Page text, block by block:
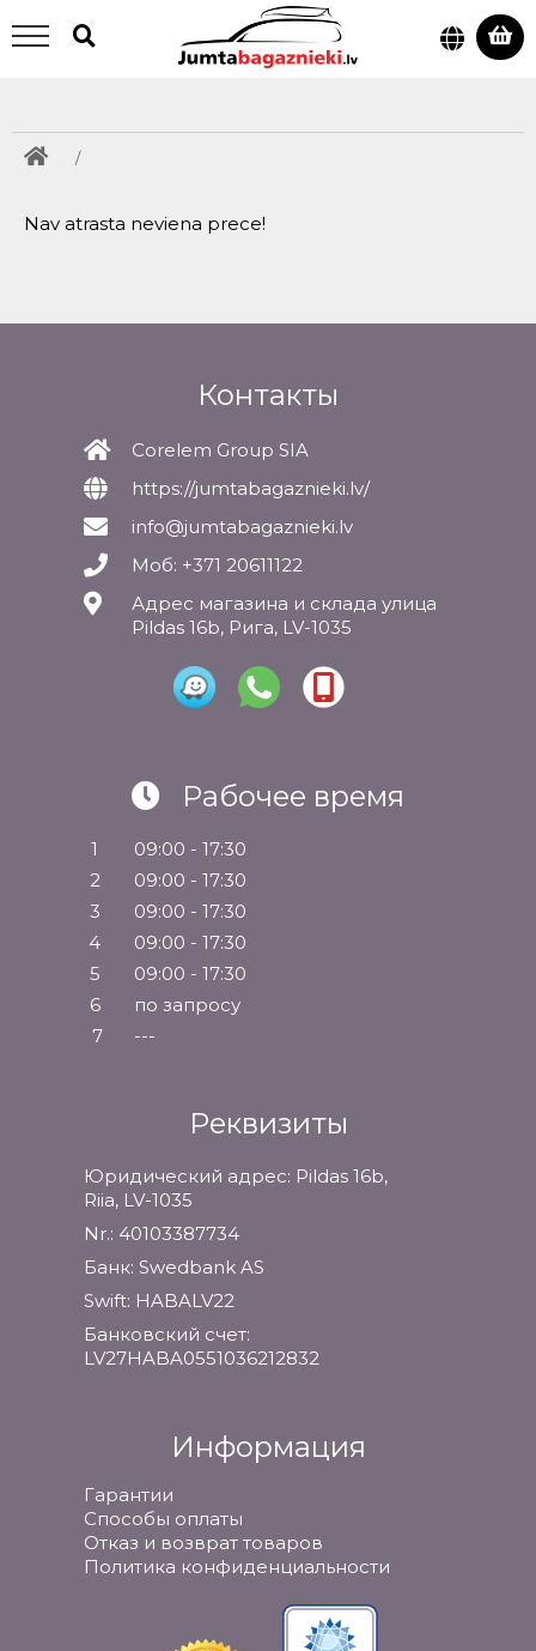
/
Nav atrasta neviena prece!
Контакты
Corelem Group SIA
https://jumtabagaznieki.lv/
info@jumtabagaznieki.lv
Моб: +371 20611122
Адрес магазина и склада улица
Pildas 16b, Рига, LV-1035
Рабочее время
1
09:00 - 17:30
2
09:00 - 17:30
3
09:00 - 17:30
4
09:00 - 17:30
5
09:00 - 17:30
6
по запросу
7
---
Реквизиты
Юридический адрес: Pildas 16b,
Riia, LV-1035
Nr.: 40103387734
Банк: Swedbank AS
Swift: HABALV22
Банковский счет:
LV27HABA0551036212832
Информация
Гарантии
Способы оплаты
Отказ и возврат товаров
Политика конфиденциальности